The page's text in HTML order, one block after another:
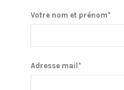
Votre nom et prénom*
Adresse mail*